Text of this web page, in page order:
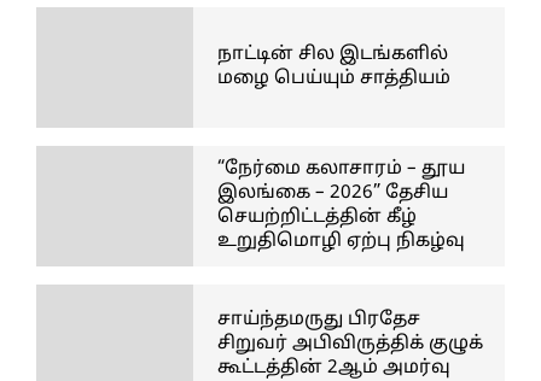
நாட்டின் சில இடங்களில்
மழை பெய்யும் சாத்தியம்
“நேர்மை கலாசாரம் – தூய
இலங்கை – 2026” தேசிய
செயற்றிட்டத்தின் கீழ்
உறுதிமொழி ஏற்பு நிகழ்வு
சாய்ந்தமருது பிரதேச
சிறுவர் அபிவிருத்திக் குழுக்
கூட்டத்தின் 2ஆம் அமர்வு